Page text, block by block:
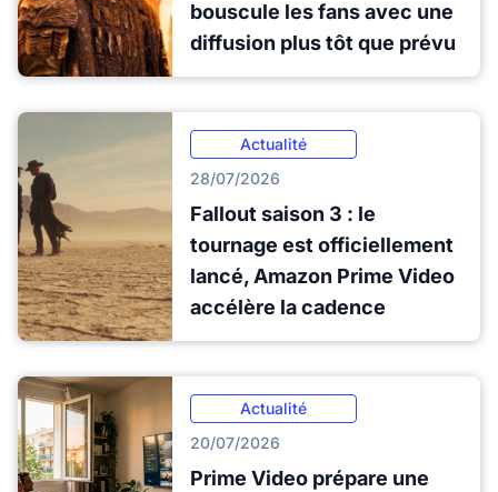
bouscule les fans avec une
diffusion plus tôt que prévu
Actualité
28/07/2026
Fallout saison 3 : le
tournage est officiellement
lancé, Amazon Prime Video
accélère la cadence
Actualité
20/07/2026
Prime Video prépare une